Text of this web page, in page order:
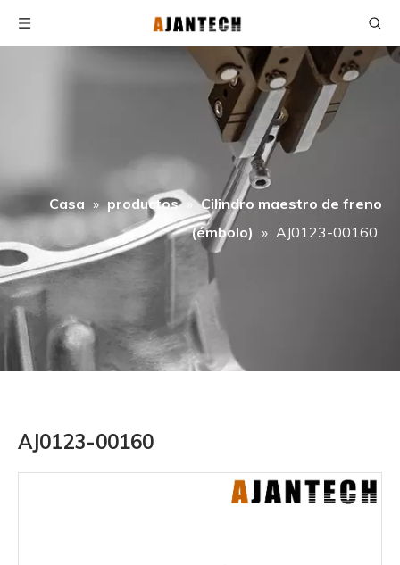
Casa » productos » Cilindro maestro de freno
(émbolo) » AJ0123-00160
AJ0123-00160